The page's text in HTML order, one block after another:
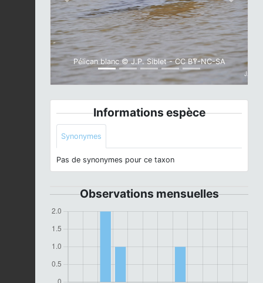
Pélican blanc © J.P. Siblet - CC BY-NC-SA
Informations espèce
Synonymes
Pas de synonymes pour ce taxon
Observations mensuelles